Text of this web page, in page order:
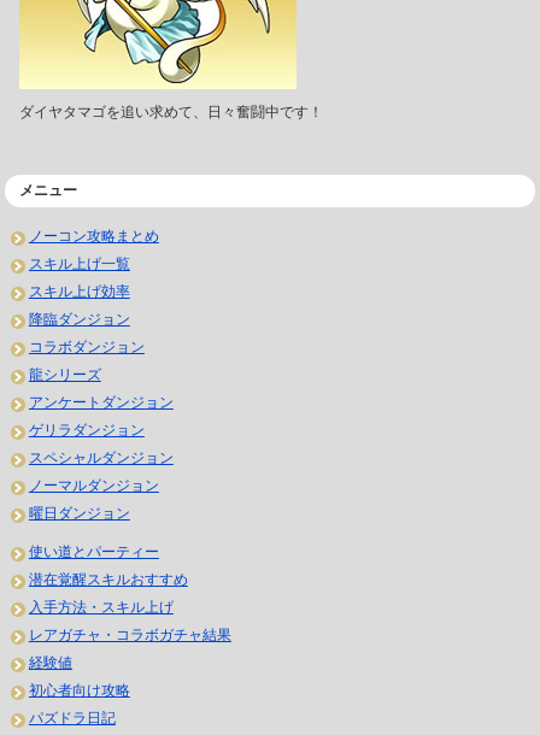
ダイヤタマゴを追い求めて、日々奮闘中です！
メニュー
ノーコン攻略まとめ
スキル上げ一覧
スキル上げ効率
降臨ダンジョン
コラボダンジョン
龍シリーズ
アンケートダンジョン
ゲリラダンジョン
スペシャルダンジョン
ノーマルダンジョン
曜日ダンジョン
使い道とパーティー
潜在覚醒スキルおすすめ
入手方法・スキル上げ
レアガチャ・コラボガチャ結果
経験値
初心者向け攻略
パズドラ日記